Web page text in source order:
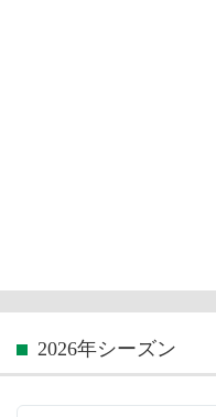
2026年シーズン